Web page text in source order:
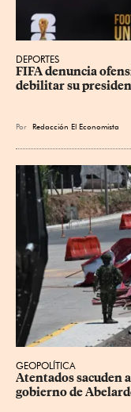
DEPORTES
FIFA denuncia
debilitar su
Por Redacción El Economista
GEOPOLÍTICA
Atentados sacuden
gobierno de